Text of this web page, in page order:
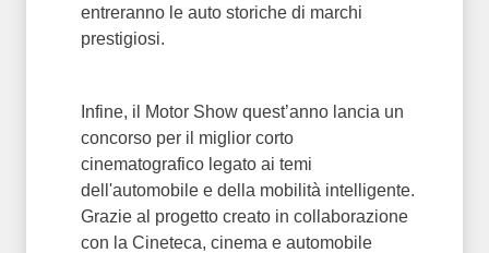
entreranno le auto storiche di marchi
prestigiosi.
Infine, il Motor Show quest’anno lancia un
concorso per il miglior corto
cinematografico legato ai temi
dell'automobile e della mobilità intelligente.
Grazie al progetto creato in collaborazione
con la Cineteca, cinema e automobile